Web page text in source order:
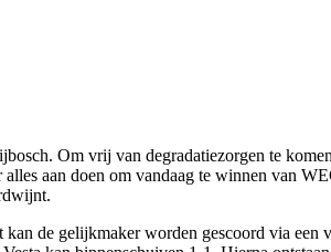
Om vrij van degradatiezorgen te
aan doen om vandaag te winnen van
de gelijkmaker worden gescoord via